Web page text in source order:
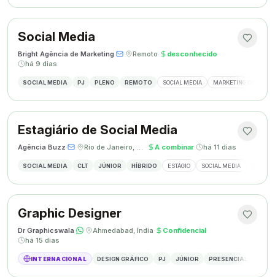
Social Media
Bright Agência de Marketing· · Remoto· desconhecido·
há 9 dias
SOCIAL MEDIA PJ PLENO REMOTO SOCIAL MEDIA MARKETING DIGITAL
Estagiário de Social Media
Agência Buzz· · Rio de Janeiro, Brasil · A combinar· há 11 dias
SOCIAL MEDIA CLT JÚNIOR HÍBRIDO ESTÁGIO SOCIAL MEDIA
Graphic Designer
Dr Graphicswala· · Ahmedabad, Índia· Confidencial·
há 15 dias
INTERNACIONAL DESIGN GRÁFICO PJ JÚNIOR PRESENCIAL